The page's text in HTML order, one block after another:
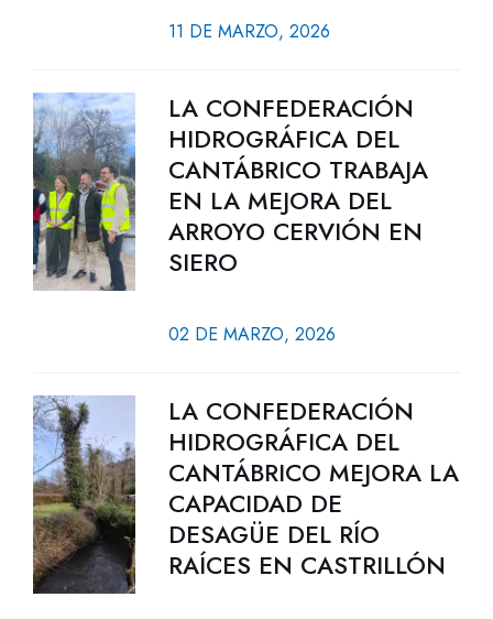
11 DE MARZO, 2026
LA CONFEDERACIÓN
HIDROGRÁFICA DEL
CANTÁBRICO TRABAJA
EN LA MEJORA DEL
ARROYO CERVIÓN EN
SIERO
02 DE MARZO, 2026
LA CONFEDERACIÓN
HIDROGRÁFICA DEL
CANTÁBRICO MEJORA LA
CAPACIDAD DE
DESAGÜE DEL RÍO
RAÍCES EN CASTRILLÓN